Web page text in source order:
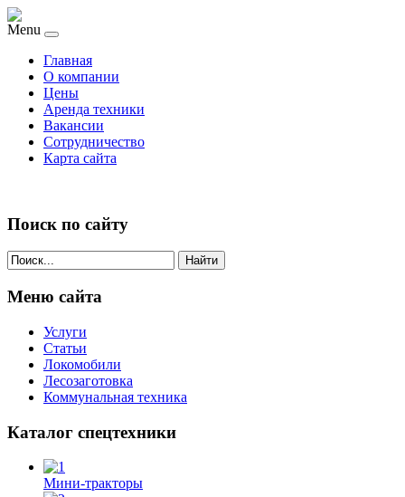
Menu
Главная
О компании
Цены
Аренда техники
Вакансии
Сотрудничество
Карта сайта
Поиск по сайту
Найти
Меню сайта
Услуги
Статьи
Локомобили
Лесозаготовка
Коммунальная техника
Каталог спецтехники
Мини-тракторы